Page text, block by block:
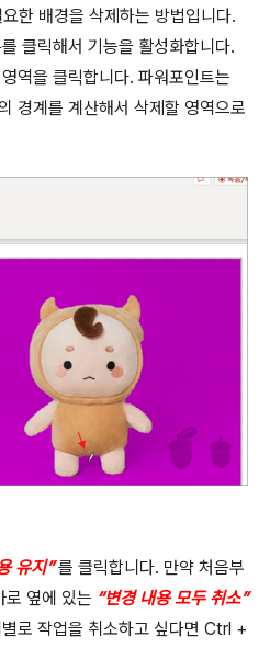
한 배경을 삭제하는 방법입니다.
클릭해서 기능을 활성화합니다.
역을 클릭합니다. 파워포인트는
경계를 계산해서 삭제할 영역으로
유지” 를 클릭합니다. 만약 처음부
로 옆에 있는 “변경 내용 모두 취소”
로 작업을 취소하고 싶다면 Ctrl +